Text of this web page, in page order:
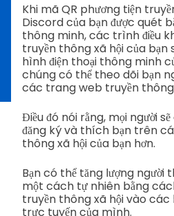
Khi mã QR phương tiện
Discord của bạn được quét
thông minh, các trình điều
truyền thông xã hội của bạn
hình điện thoại thông minh
chúng có thể theo dõi bạn
các trang web truyền thông
Điều đó nói rằng, mọi người
đăng ký và thích bạn trên
thông xã hội của bạn hơn.
Bạn có thể tăng lượng người
một cách tự nhiên bằng
truyền thông xã hội vào các
trực tuyến của mình.